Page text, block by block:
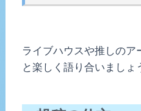
ライブハウスや推しのア
と楽しく語り合いましょ